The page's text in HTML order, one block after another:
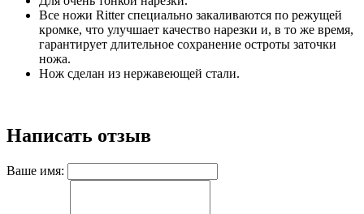
Все ножи Ritter специально закаливаются по режущей
кромке, что улучшает качество нарезки и, в то же время,
гарантирует длительное сохранение остроты заточки
ножа.
Нож сделан из нержавеющей стали.
Написать отзыв
Ваше имя: